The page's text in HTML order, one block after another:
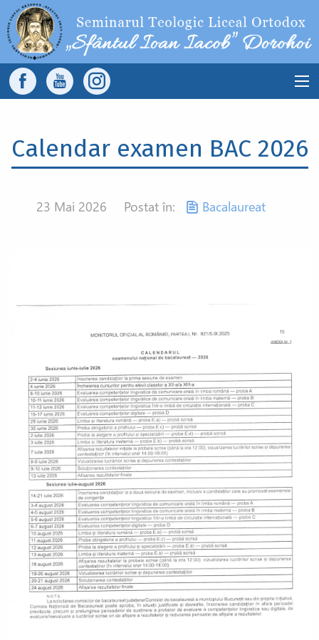
Sari la conținutul principal
Main
Calendar examen BAC 2026
23 Mai 2026 Postat în: Bacalaureat